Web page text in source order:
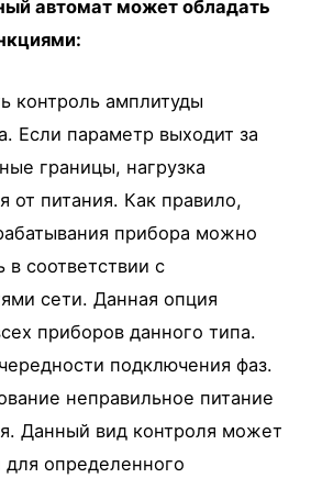
автомат может обладать
контроль амплитуды
Если параметр выходит за
границы, нагрузка
от питания. Как правило,
прибора можно
в соответствии с
сети. Данная опция
приборов данного типа.
подключения фаз.
неправильное питание
Данный вид контроля может
определенного